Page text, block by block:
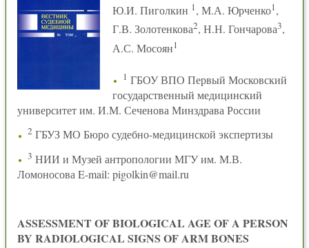
Ю.И. Пиголкин 1, М.А. Юрченко1,
Г.В. Золотенкова2, Н.Н. Гончарова3,
А.С. Мосоян1
1 ГБОУ ВПО Первый Московский
государственный медицинский
университет им. И.М. Сеченова Минздрава России
2 ГБУЗ МО Бюро судебно-медицинской экспертизы
3 НИИ и Музей антропологии МГУ им. М.В.
Ломоносова E-mail: pigolkin@mail.ru
ASSESSMENT OF BIOLOGICAL AGE OF A PERSON
BY RADIOLOGICAL SIGNS OF ARM BONES